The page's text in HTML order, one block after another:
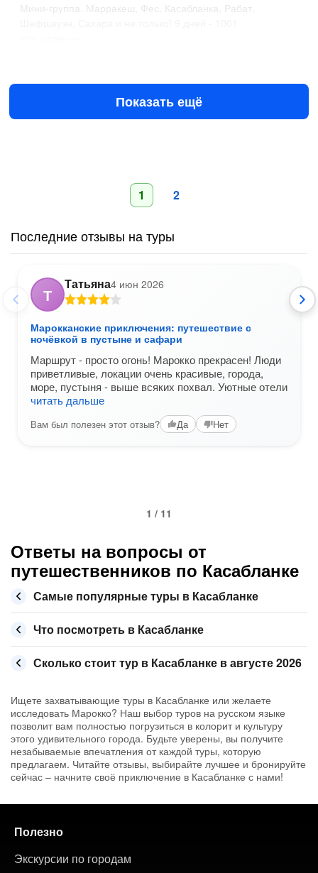
Мини-группа. Марракеш, Фес, Касабланка, Рабат,
152 842 ₽ за человека
Показать ещё
1 2
Последние отзывы на туры
Т
Татьяна4 июн 2026
Марокканские приключения: путешествие с
ночёвкой в пустыне и сафари
Маршрут - просто огонь! Марокко прекрасен! Люди
приветливые, локации очень красивые, города,
море, пустыня - выше всяких похвал. Уютные отели
читать дальше
Вам был полезен этот отзыв? Да Нет
1 / 11
Ответы на вопросы от
путешественников по Касабланке
Самые популярные туры в Касабланке
Что посмотреть в Касабланке
Сколько стоит тур в Касабланке в августе 2026
Ищете захватывающие туры в Касабланке или желаете
исследовать Марокко? Наш выбор туров на русском языке
позволит вам полностью погрузиться в колорит и культуру
этого удивительного города. Будьте уверены, вы получите
незабываемые впечатления от каждой туры, которую
предлагаем. Читайте отзывы, выбирайте лучшее и бронируйте
сейчас – начните своё приключение в Касабланке с нами!
Полезно
Экскурсии по городам